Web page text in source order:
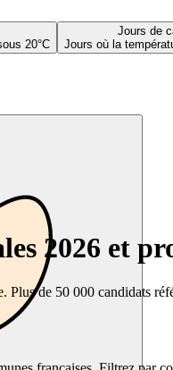
20°C
Jours de
Jours où la
2026 et
de 50 000 candidats